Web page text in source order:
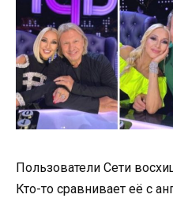
Пользователи Сети
Кто-то сравнивает её с